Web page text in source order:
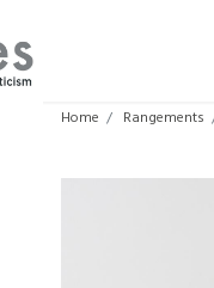
Home Rangements